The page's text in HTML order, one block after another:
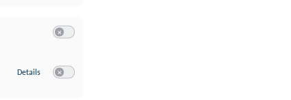
Details zu Google Analytics